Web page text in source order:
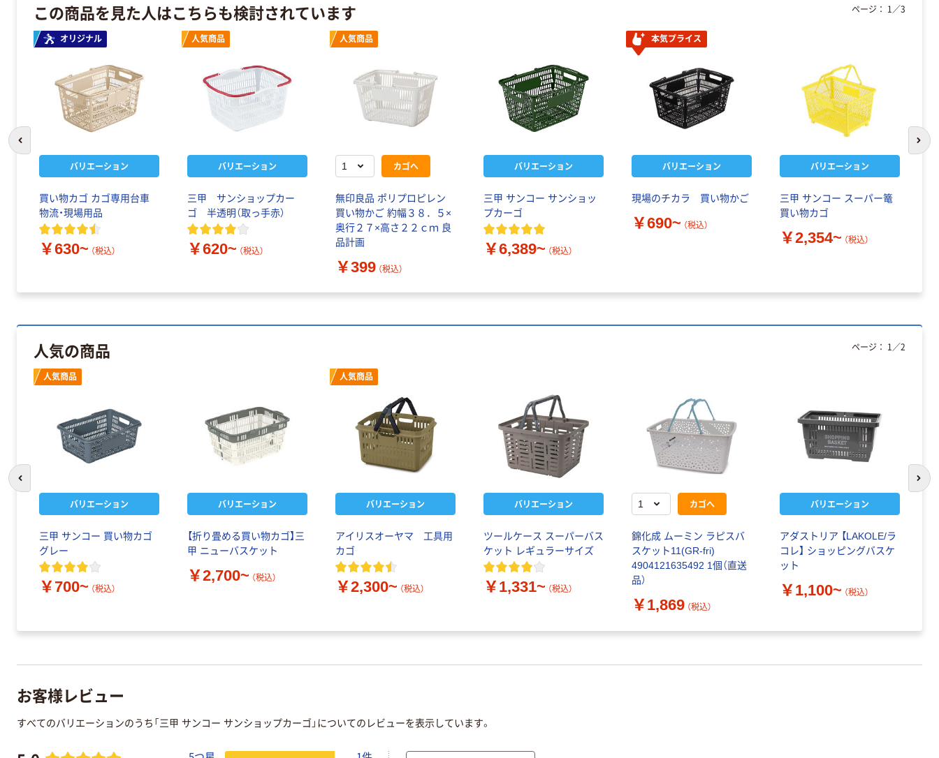
この商品を見た人はこちらも検討されています
オリジナル
バリエーション
買い物カゴ カゴ専用台車
物流・現場用品
￥630~ （税込）
人気商品
バリエーション
三甲 サンショップカー
ゴ 半透明（取っ手赤）
￥620~ （税込）
人気商品
カゴへ
無印良品 ポリプロピレン
買い物かご 約幅３８．５×
奥行２７×高さ２２ｃｍ 良
品計画
￥399 （税込）
バリエーション
三甲 サンコー サンショッ
プカーゴ
￥6,389~ （税込）
本気プライス
バリエーション
現場のチカラ 買い物かご
￥690~ （税込）
バリエーション
三甲 サンコー スーパー篭
買い物カゴ
￥2,354~ （税込）
ページ： 1 ／3
次
人気の商品
人気商品
バリエーション
三甲 サンコー 買い物カゴ
グレー
￥700~ （税込）
バリエーション
【折り畳める買い物カゴ】三
甲 ニューバスケット
￥2,700~ （税込）
人気商品
バリエーション
アイリスオーヤマ 工具用
カゴ
￥2,300~ （税込）
バリエーション
ツールケース スーパーバス
ケット レギュラーサイズ
￥1,331~ （税込）
カゴへ
錦化成 ムーミン ラピスバ
スケット11(GR-fri)
4904121635492 1個（直送
品）
￥1,869 （税込）
バリエーション
アダストリア 【LAKOLE/ラ
コレ】 ショッピングバスケ
ット
￥1,100~ （税込）
ページ： 1 ／2
次
お客様レビュー
すべてのバリエーションのうち「三甲 サンコー サンショップカーゴ」についてのレビューを表示しています。